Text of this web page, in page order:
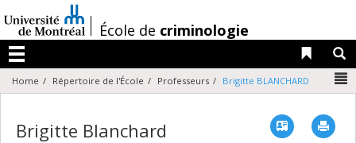
au
contenu
/École de criminologie
Menu
Liens
Home Répertoire de l'École Professeurs Brigitte BLANCHARD
Brigitte Blanchard Vcard